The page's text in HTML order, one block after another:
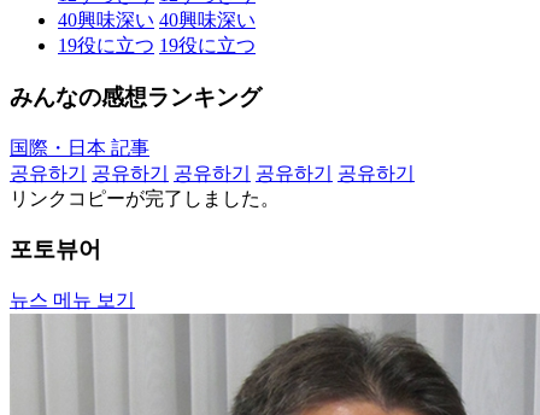
40興味深い 40興味深い
19役に立つ 19役に立つ
みんなの感想ランキング
国際・日本 記事
공유하기
공유하기 공유하기 공유하기
공유하기
リンクコピーが完了しました。
포토뷰어
뉴스 메뉴 보기